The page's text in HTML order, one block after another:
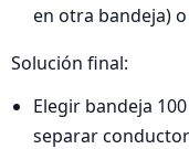
en otra bandeja)
Solución final:
Elegir bandeja
separar